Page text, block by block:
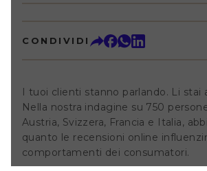
questi spunti,
n. 1: il trend di
non
Le
nulla di nuovo
20 anni!). Ma
i consumatori,
indagine
CONDIVIDI
I tuoi clienti stanno parlando. Li stai
Nella nostra indagine su 750
Austria, Svizzera, Francia e Italia,
quanto le recensioni online
comportamenti dei consumatori.